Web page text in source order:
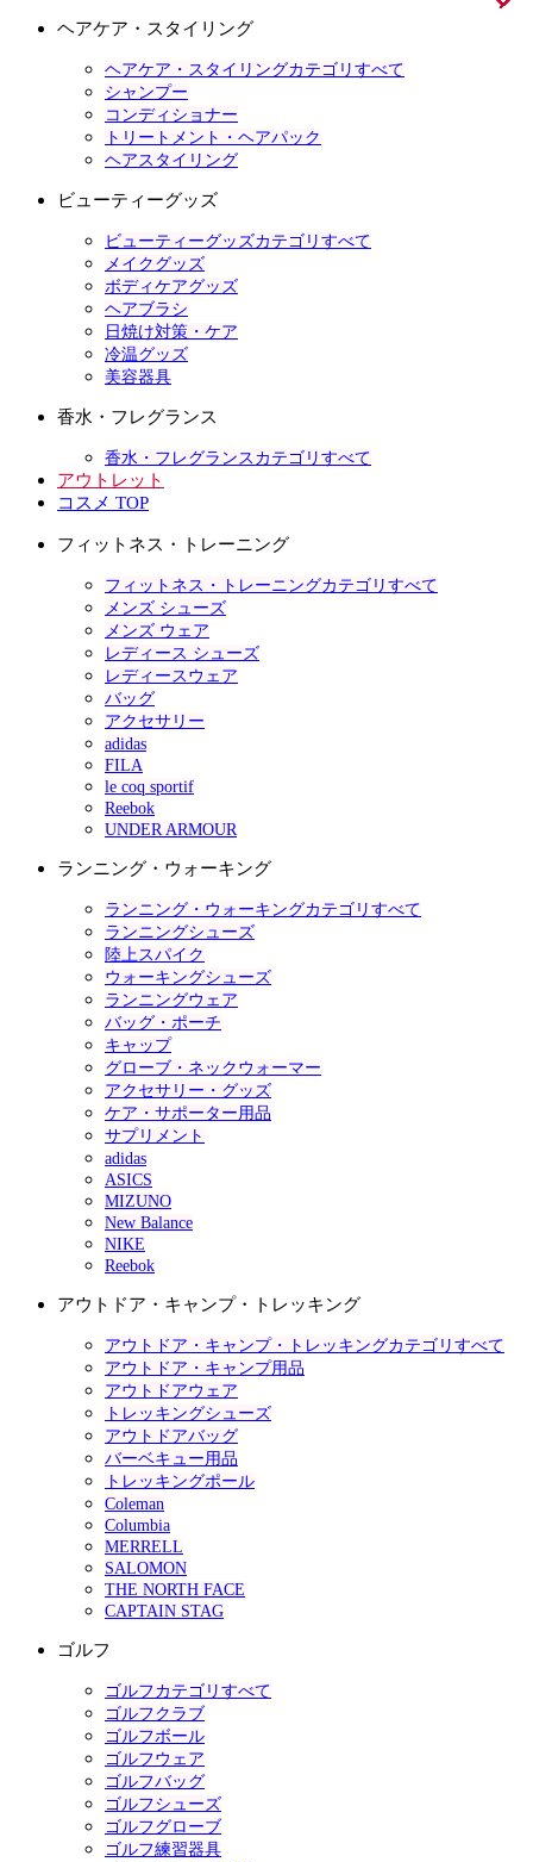
ヘアケア・スタイリング
ヘアケア・スタイリングカテゴリすべて
シャンプー
コンディショナー
トリートメント・ヘアパック
ヘアスタイリング
ビューティーグッズ
ビューティーグッズカテゴリすべて
メイクグッズ
ボディケアグッズ
ヘアブラシ
日焼け対策・ケア
冷温グッズ
美容器具
香水・フレグランス
香水・フレグランスカテゴリすべて
アウトレット
コスメ TOP
フィットネス・トレーニング
フィットネス・トレーニングカテゴリすべて
メンズ シューズ
メンズ ウェア
レディース シューズ
レディースウェア
バッグ
アクセサリー
adidas
FILA
le coq sportif
Reebok
UNDER ARMOUR
ランニング・ウォーキング
ランニング・ウォーキングカテゴリすべて
ランニングシューズ
陸上スパイク
ウォーキングシューズ
ランニングウェア
バッグ・ポーチ
キャップ
グローブ・ネックウォーマー
アクセサリー・グッズ
ケア・サポーター用品
サプリメント
adidas
ASICS
MIZUNO
New Balance
NIKE
Reebok
アウトドア・キャンプ・トレッキング
アウトドア・キャンプ・トレッキングカテゴリすべて
アウトドア・キャンプ用品
アウトドアウェア
トレッキングシューズ
アウトドアバッグ
バーベキュー用品
トレッキングポール
Coleman
Columbia
MERRELL
SALOMON
THE NORTH FACE
CAPTAIN STAG
ゴルフ
ゴルフカテゴリすべて
ゴルフクラブ
ゴルフボール
ゴルフウェア
ゴルフバッグ
ゴルフシューズ
ゴルフグローブ
ゴルフ練習器具